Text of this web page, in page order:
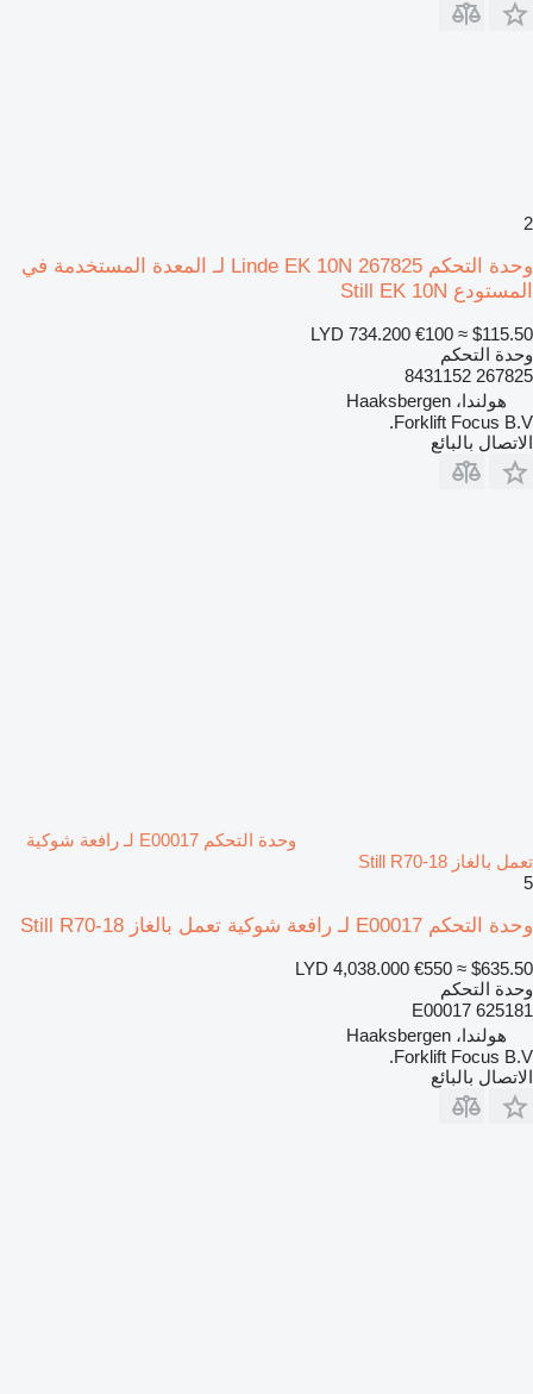
2
وحدة التحكم Linde EK 10N 267825 لـ المعدة المستخدمة في
المستودع Still EK 10N
LYD 734.200 €100 ≈ $115.50
وحدة التحكم
267825 8431152
هولندا، Haaksbergen
Forklift Focus B.V.
الاتصال بالبائع
وحدة التحكم E00017 لـ رافعة شوكية
تعمل بالغاز Still R70-18
5
وحدة التحكم E00017 لـ رافعة شوكية تعمل بالغاز Still R70-18
LYD 4,038.000 €550 ≈ $635.50
وحدة التحكم
E00017 625181
هولندا، Haaksbergen
Forklift Focus B.V.
الاتصال بالبائع